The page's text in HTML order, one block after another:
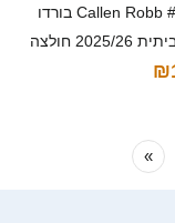
ילדים Callen Robb #27 בורדו
לבן ג'רזי ביתית 2025/26 חולצה
»